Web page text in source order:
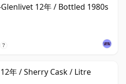
12年 / Bottled 1980s
?
年 / Sherry Cask / Litre